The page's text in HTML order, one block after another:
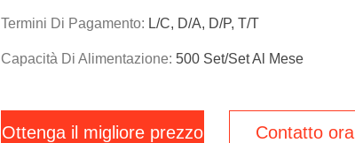
Termini Di Pagamento: L/C, D/A, D/P, T/T
Capacità Di Alimentazione: 500 Set/set Al Mese
Ottenga il migliore prezzo Contatto ora